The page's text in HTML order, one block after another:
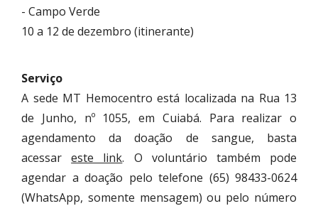
- Campo Verde
10 a 12 de dezembro (itinerante)
Serviço
A sede MT Hemocentro está localizada na Rua 13
de Junho, nº 1055, em Cuiabá. Para realizar o
agendamento da doação de sangue, basta
acessareste link. O voluntário também pode
agendar a doação pelo telefone (65) 98433-0624
(WhatsApp, somente mensagem) ou pelo número